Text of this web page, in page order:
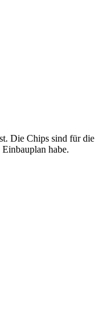
Die Chips sind für
habe.